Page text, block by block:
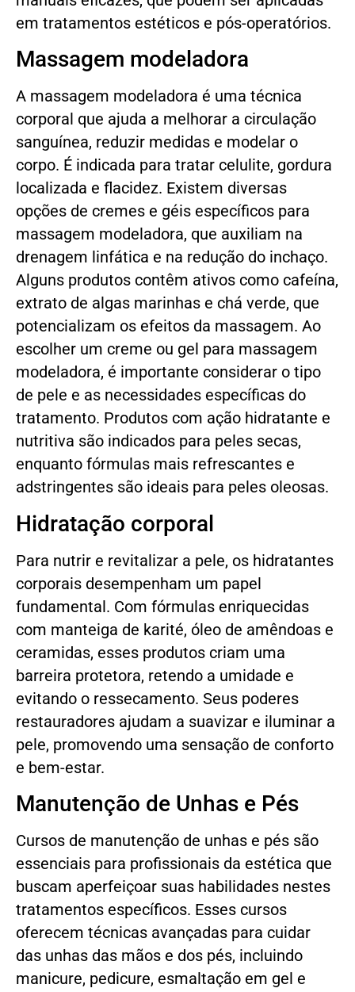
em tratamentos estéticos e pós-operatórios.
Massagem modeladora
A massagem modeladora é uma técnica
corporal que ajuda a melhorar a circulação
sanguínea, reduzir medidas e modelar o
corpo. É indicada para tratar celulite, gordura
localizada e flacidez. Existem diversas
opções de cremes e géis específicos para
massagem modeladora, que auxiliam na
drenagem linfática e na redução do inchaço.
Alguns produtos contêm ativos como cafeína,
extrato de algas marinhas e chá verde, que
potencializam os efeitos da massagem. Ao
escolher um creme ou gel para massagem
modeladora, é importante considerar o tipo
de pele e as necessidades específicas do
tratamento. Produtos com ação hidratante e
nutritiva são indicados para peles secas,
enquanto fórmulas mais refrescantes e
adstringentes são ideais para peles oleosas.
Hidratação corporal
Para nutrir e revitalizar a pele, os hidratantes
corporais desempenham um papel
fundamental. Com fórmulas enriquecidas
com manteiga de karité, óleo de amêndoas e
ceramidas, esses produtos criam uma
barreira protetora, retendo a umidade e
evitando o ressecamento. Seus poderes
restauradores ajudam a suavizar e iluminar a
pele, promovendo uma sensação de conforto
e bem-estar.
Manutenção de Unhas e Pés
Cursos de manutenção de unhas e pés são
essenciais para profissionais da estética que
buscam aperfeiçoar suas habilidades nestes
tratamentos específicos. Esses cursos
oferecem técnicas avançadas para cuidar
das unhas das mãos e dos pés, incluindo
manicure, pedicure, esmaltação em gel e